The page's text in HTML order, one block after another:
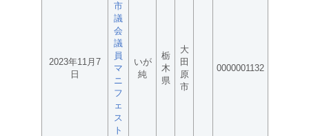
2023年11月7
日
市
議
会
議
員
マ
ニ
フ
ェ
ス
ト
いが
純
栃
木
県
大
田
原
市
0000001132